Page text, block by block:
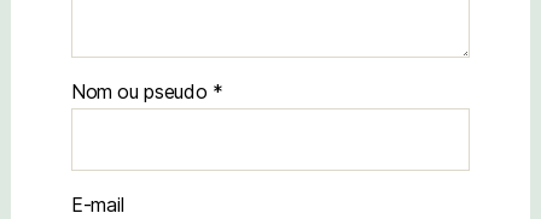
Nom
E-mail